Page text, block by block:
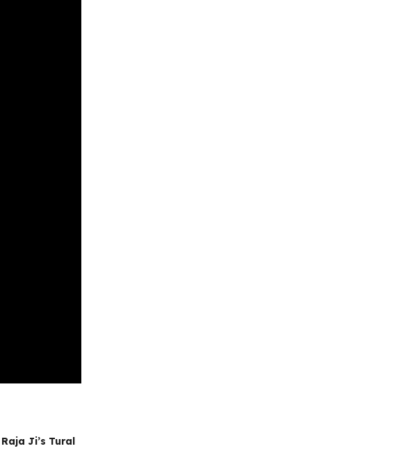
Raja Ji’s Tural